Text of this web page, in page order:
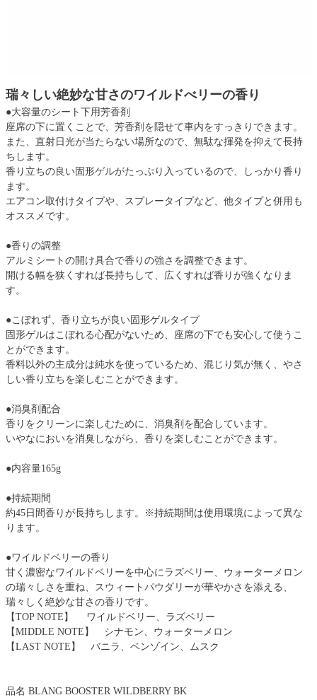
瑞々しい絶妙な甘さのワイルドべリーの香り
●大容量のシート下用芳香剤
座席の下に置くことで、芳香剤を隠せて車内をすっきりできます。
また、直射日光が当たらない場所なので、無駄な揮発を抑えて長持
ちします。
香り立ちの良い固形ゲルがたっぷり入っているので、しっかり香り
ます。
エアコン取付けタイプや、スプレータイプなど、他タイプと併用も
オススメです。
●香りの調整
アルミシートの開け具合で香りの強さを調整できます。
開ける幅を狭くすれば長持ちして、広くすれば香りが強くなりま
す。
●こぼれず、香り立ちが良い固形ゲルタイプ
固形ゲルはこぼれる心配がないため、座席の下でも安心して使うこ
とができます。
香料以外の主成分は純水を使っているため、混じり気が無く、やさ
しい香り立ちを楽しむことができます。
●消臭剤配合
香りをクリーンに楽しむために、消臭剤を配合しています。
いやなにおいを消臭しながら、香りを楽しむことができます。
●内容量165g
●持続期間
約45日間香りが長持ちします。※持続期間は使用環境によって異な
ります。
●ワイルドベリーの香り
甘く濃密なワイルドベリーを中心にラズベリー、ウォーターメロン
の瑞々しさを重ね、スウィートパウダリーが華やかさを添える、
瑞々しく絶妙な甘さの香りです。
【TOP NOTE】 ワイルドベリー、ラズベリー
【MIDDLE NOTE】 シナモン、ウォーターメロン
【LAST NOTE】 バニラ、ベンゾイン、ムスク
品名 BLANG BOOSTER WILDBERRY BK